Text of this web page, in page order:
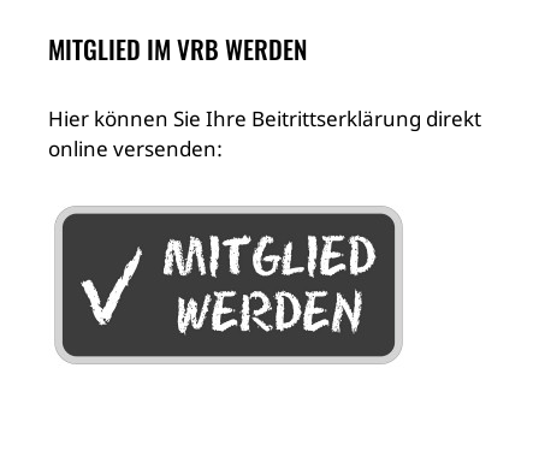
MITGLIED IM VRB WERDEN
Hier können Sie Ihre Beitrittserklärung direkt
online versenden: